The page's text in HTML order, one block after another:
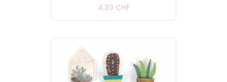
4,30 CHFPrix